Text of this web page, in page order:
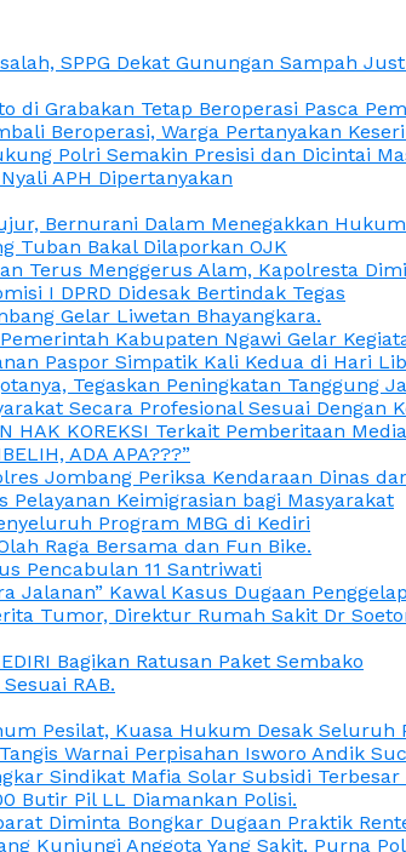
SPPG Dekat Gunungan Sampah
Grabakan Tetap Beroperasi Pasca
Beroperasi, Warga Pertanyakan
Polri Semakin Presisi dan Dicintai
APH Dipertanyakan
Bernurani Dalam Menegakkan
Tuban Bakal Dilaporkan OJK
Terus Menggerus Alam, Kapolresta
I DPRD Didesak Bertindak Tegas
Gelar Liwetan Bhayangkara.
Kabupaten Ngawi Gelar
Paspor Simpatik Kali Kedua di Hari
Tegaskan Peningkatan Tanggung
Secara Profesional Sesuai Dengan
HAK KOREKSI Terkait Pemberitaan
ADA APA???”
Jombang Periksa Kendaraan Dinas
Pelayanan Keimigrasian bagi Masyarakat
Program MBG di Kediri
Raga Bersama dan Fun Bike.
Pencabulan 11 Santriwati
Jalanan” Kawal Kasus Dugaan
Tumor, Direktur Rumah Sakit Dr
Bagikan Ratusan Paket Sembako
RAB.
Pesilat, Kuasa Hukum Desak Seluruh
Warnai Perpisahan Isworo Andik
Sindikat Mafia Solar Subsidi
Butir Pil LL Diamankan Polisi.
Diminta Bongkar Dugaan Praktik
Kunjungi Anggota Yang Sakit, Purna